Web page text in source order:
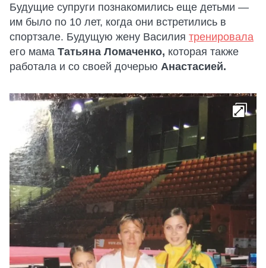
Будущие супруги познакомились еще детьми —
им было по 10 лет, когда они встретились в
спортзале. Будущую жену Василия тренировала
его мама Татьяна Ломаченко, которая также
работала и со своей дочерью Анастасией.